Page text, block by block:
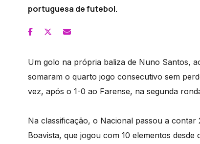
portuguesa de futebol.
Um golo na própria baliza de Nuno Santos,
somaram o quarto jogo consecutivo sem
vez, após o 1-0 ao Farense, na segunda
Na classificação, o Nacional passou a
Boavista, que jogou com 10 elementos